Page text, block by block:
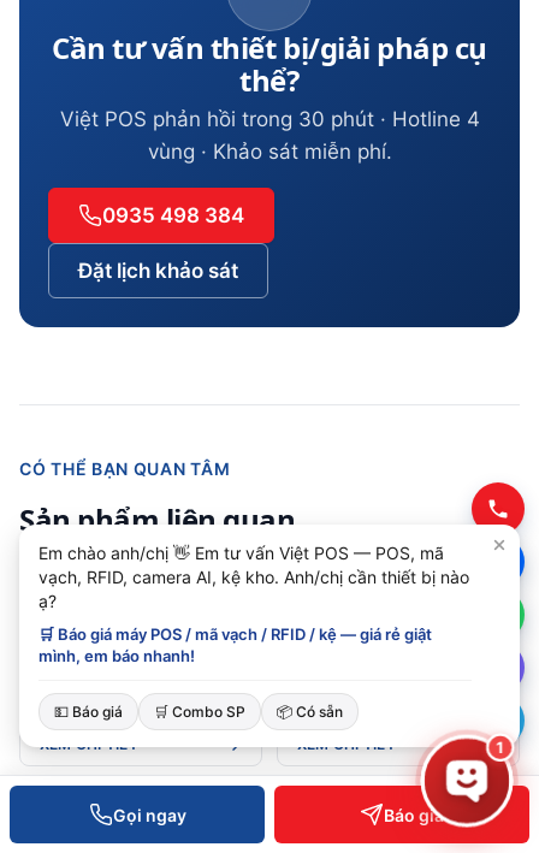
Gọi ngay Báo giá
Cần tư vấn thiết bị/giải pháp cụ
thể?
Việt POS phản hồi trong 30 phút · Hotline 4
vùng · Khảo sát miễn phí.
0935 498 384
Đặt lịch khảo sát
CÓ THỂ BẠN QUAN TÂM
Sản phẩm liên quan
Máy đọc RFID UHF cầm
tay Chainway C66
hợp RFID, nhẹ 297g, IP65
Liên hệ báo giá
XEM CHI TIẾT
Chainway C5 UHF RFID
mạnh mẽ
Liên hệ báo giá
XEM CHI TIẾT 1
Em chào anh/chị 👋 Em tư vấn Việt POS — POS, mã
vạch, RFID, camera AI, kệ kho. Anh/chị cần thiết bị nào
ạ?
🛒 Báo giá máy POS / mã vạch / RFID / kệ — giá rẻ giật
mình, em báo nhanh!
💵 Báo giá 🛒 Combo SP 📦 Có sẵn